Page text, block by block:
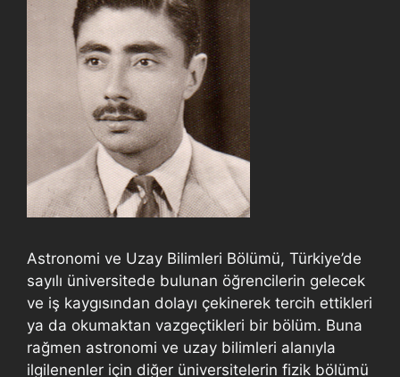
Astronomi ve Uzay Bilimleri Bölümü, Türkiye’de
sayılı üniversitede bulunan öğrencilerin gelecek
ve iş kaygısından dolayı çekinerek tercih ettikleri
ya da okumaktan vazgeçtikleri bir bölüm. Buna
rağmen astronomi ve uzay bilimleri alanıyla
ilgilenenler için diğer üniversitelerin fizik bölümü